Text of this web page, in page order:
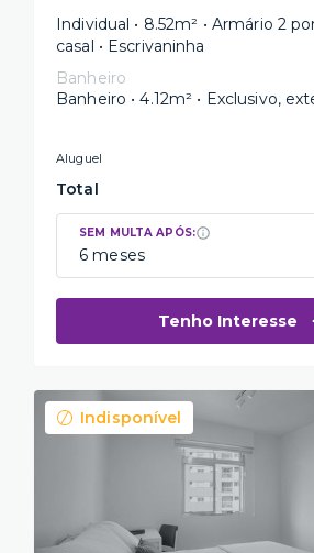
Individual • 8.52m² • Armário 2
casal • Escrivaninha
Banheiro
Banheiro • 4.12m² • Exclusivo,
Aluguel
Total
SEM MULTA APÓS:
6 meses
Tenho Interesse
Indisponível